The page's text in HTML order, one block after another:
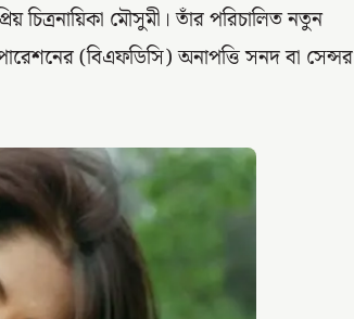
চিত্রনায়িকা মৌসুমী। তাঁর পরিচালিত নতুন
(বিএফডিসি) অনাপত্তি সনদ বা সেন্সর